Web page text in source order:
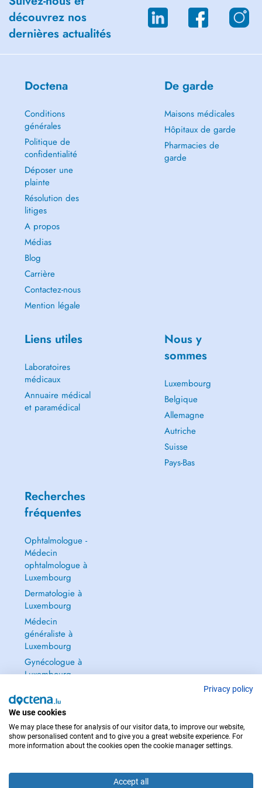
Séparation, perte et deuil
Difficultés de régulation des émotions
découvrez nos
dernières actualités
Doctena
Conditions
générales
Politique de
confidentialité
Déposer une
plainte
Résolution des
litiges
A propos
Médias
Blog
Carrière
Contactez-nous
Mention légale
De garde
Maisons médicales
Hôpitaux de garde
Pharmacies de
garde
Liens utiles
Laboratoires
médicaux
Annuaire médical
et paramédical
Nous y
sommes
Luxembourg
Belgique
Allemagne
Autriche
Suisse
Pays-Bas
Recherches
fréquentes
Ophtalmologue -
Médecin
ophtalmologue à
Luxembourg
Dermatologie à
Luxembourg
Médecin
généraliste à
Luxembourg
Gynécologue à
Luxembourg
POUR LES URGENCES, CONSULTEZ : 112
Privacy policy
We use cookies
We may place these for analysis of our visitor data, to improve our website,
show personalised content and to give you a great website experience. For
more information about the cookies open the cookie manager settings.
Accept all